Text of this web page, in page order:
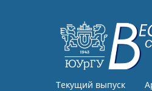
Текущий выпуск